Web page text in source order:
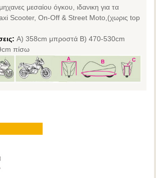
μεσαίου όγκου, ιδανικη για τα
Scooter, On-Off & Street Moto,(χωρις top
A) 358cm μπροστά B) 470-530cm
πίσω